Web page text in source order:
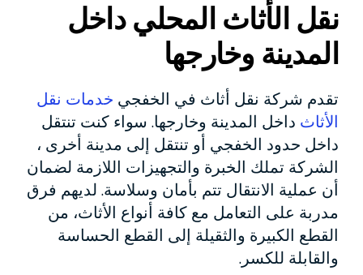
نقل الأثاث المحلي داخل
المدينة وخارجها
تقدم شركة نقل أثاث في الخفجي خدمات نقل
الأثاث داخل المدينة وخارجها. سواء كنت تنتقل
داخل حدود الخفجي أو تنتقل إلى مدينة أخرى ،
الشركة تملك الخبرة والتجهيزات اللازمة لضمان
أن عملية الانتقال تتم بأمان وسلاسة. لديهم فرق
مدربة على التعامل مع كافة أنواع الأثاث، من
القطع الكبيرة والثقيلة إلى القطع الحساسة
والقابلة للكسر.